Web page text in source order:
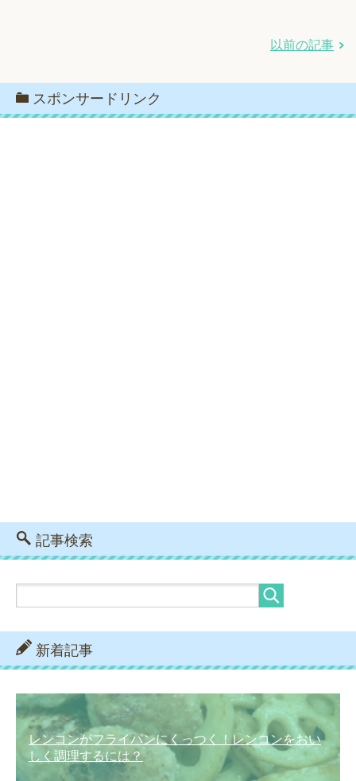
以前の記事
スポンサードリンク
記事検索
新着記事
レンコンがフライパンにくっつく！レンコンをおい
しく調理するには？